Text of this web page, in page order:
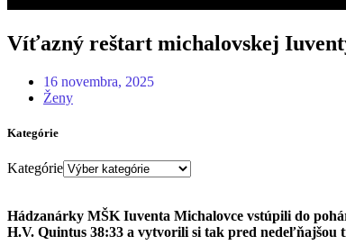
Víťazný reštart michalovskej
16 novembra, 2025
Ženy
Kategórie
Kategórie
Hádzanárky MŠK Iuventa Michalovce vstúpili do
H.V. Quintus 38:33 a vytvorili si tak pred nedeľňajšou